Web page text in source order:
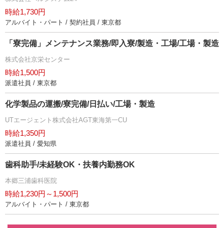
時給1,730円
アルバイト・パート / 契約社員 / 東京都
「寮完備」メンテナンス業務/即入寮/製造・工場/工場・製造
株式会社京栄センター
時給1,500円
派遣社員 / 東京都
化学製品の運搬/寮完備/日払い/工場・製造
UTエージェント株式会社AGT東海第一CU
時給1,350円
派遣社員 / 愛知県
歯科助手/未経験OK・扶養内勤務OK
本郷三浦歯科医院
時給1,230円～1,500円
アルバイト・パート / 東京都